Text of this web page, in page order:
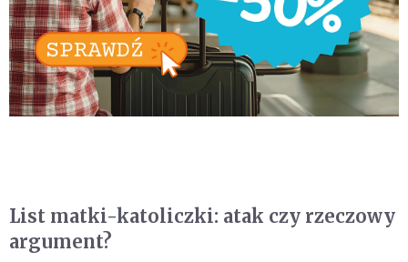
List matki-katoliczki: atak czy rzeczowy
argument?